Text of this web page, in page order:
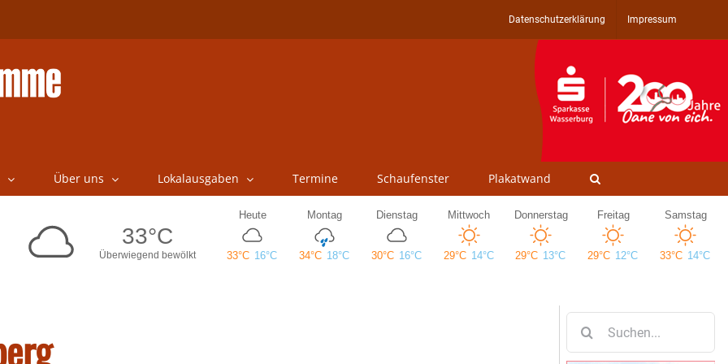
Datenschutzerklärung Impressum
Über uns Lokalausgaben Termine Schaufenster Plakatwand
nach: